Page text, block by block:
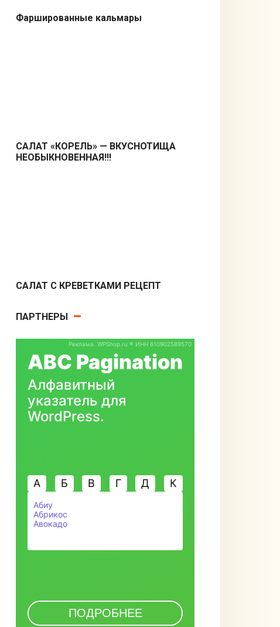
Фаршированные кальмары
Салаты
САЛАТ «КОРЕЛЬ» — ВКУСНОТИЩА
НЕОБЫКНОВЕННАЯ!!!
САЛАТ С КРЕВЕТКАМИ РЕЦЕПТ
ПАРТНЕРЫ